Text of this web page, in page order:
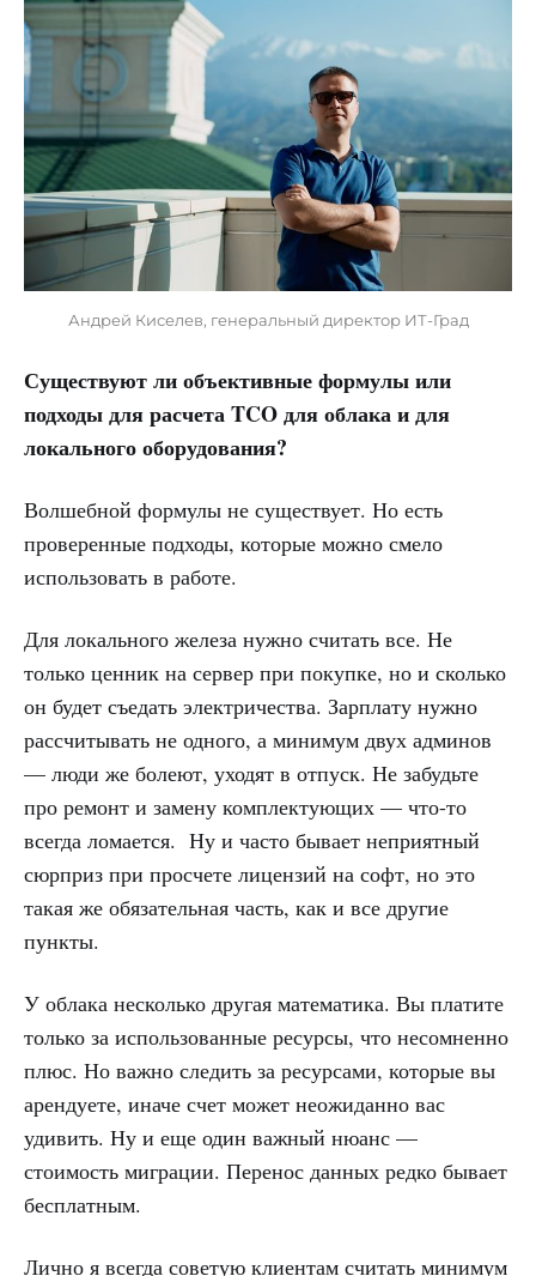
Андрей Киселев, генеральный директор ИТ-Град
Существуют ли объективные формулы или
подходы для расчета TCO для облака и для
локального оборудования?
Волшебной формулы не существует. Но есть
проверенные подходы, которые можно смело
использовать в работе.
Для локального железа нужно считать все. Не
только ценник на сервер при покупке, но и сколько
он будет съедать электричества. Зарплату нужно
рассчитывать не одного, а минимум двух админов
— люди же болеют, уходят в отпуск. Не забудьте
про ремонт и замену комплектующих — что-то
всегда ломается. Ну и часто бывает неприятный
сюрприз при просчете лицензий на софт, но это
такая же обязательная часть, как и все другие
пункты.
У облака несколько другая математика. Вы платите
только за использованные ресурсы, что несомненно
плюс. Но важно следить за ресурсами, которые вы
арендуете, иначе счет может неожиданно вас
удивить. Ну и еще один важный нюанс —
стоимость миграции. Перенос данных редко бывает
бесплатным.
Лично я всегда советую клиентам считать минимум